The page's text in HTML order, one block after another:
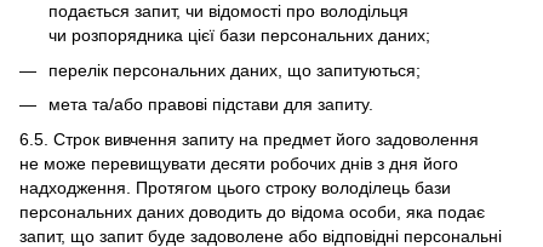
подається запит, чи відомості про володільця
чи розпорядника цієї бази персональних даних;
перелік персональних даних, що запитуються;
мета та/або правові підстави для запиту.
6.5. Строк вивчення запиту на предмет його задоволення
не може перевищувати десяти робочих днів з дня його
надходження. Протягом цього строку володілець бази
персональних даних доводить до відома особи, яка подає
запит, що запит буде задоволене або відповідні персональні